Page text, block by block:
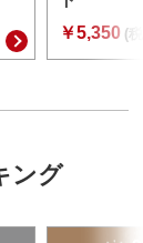
￥5,350 (
ング